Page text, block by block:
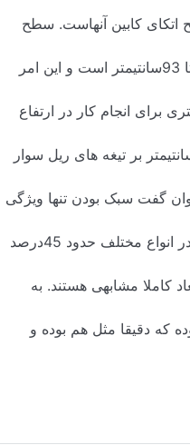
اتکای کابین آنهاست. سطح
93سانتیمتر است و این امر
برای انجام کار در ارتفاع
بر تیغه های ریل سوار
گفت سبک بودن تنها ویژگی
انواع مختلف حدود 45درصد
کاملا مشابهی هستند. به
که دقیقا مثل هم بوده و